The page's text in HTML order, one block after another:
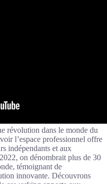
révolution dans le monde du
l’espace professionnel offre
indépendants et aux
on dénombrait plus de 30
témoignant de
innovante. Découvrons